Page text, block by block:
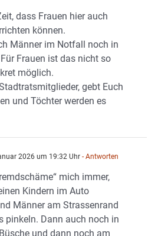
dass Frauen hier auch
können.
Männer im Notfall noch in
Frauen ist das nicht so
möglich.
gebt Euch
und Töchter werden es
2026 um 19:32 Uhr - Antworten
mich immer,
Kindern im Auto
Männer am Strassenrand
pinkeln. Dann auch noch in
und dann noch am